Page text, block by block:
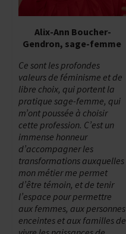
Alix-Ann Boucher-
Gendron, sage-femme
Ce sont les profondes
valeurs de féminisme et de
libre choix, qui portent la
pratique sage-femme, qui
m’ont poussée à choisir
cette profession. C’est un
immense honneur
d’accompagner les
transformations auxquelles
mon métier me permet
d’être témoin, et de tenir
l’espace pour permettre
aux femmes, aux personnes
enceintes et aux familles de